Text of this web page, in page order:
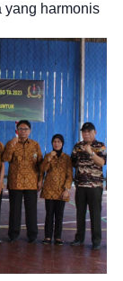
yang harmonis